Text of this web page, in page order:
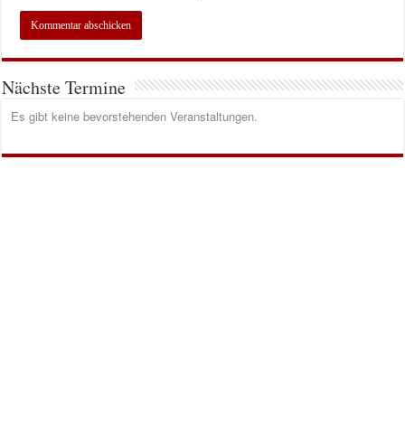
Nächste Termine
Es gibt keine bevorstehenden Veranstaltungen.